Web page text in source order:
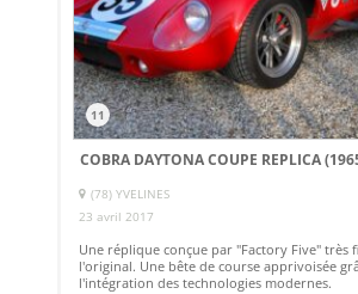
11
COBRA DAYTONA COUPE REPLICA
(78) YVELINES
23 avril 2017
Une réplique conçue par "Factory Five" très
l'original. Une bête de course apprivoisée
l'intégration des technologies modernes.